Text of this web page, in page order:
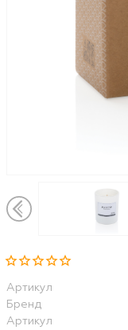
Артикул
Бренд
Артикул